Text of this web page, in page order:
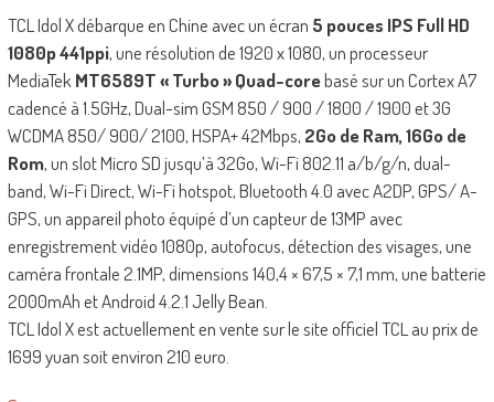
TCL Idol X débarque en Chine avec un écran 5 pouces IPS Full HD
1080p 441ppi, une résolution de 1920 x 1080, un processeur
MediaTekMT6589T « Turbo » Quad-corebasé sur un Cortex A7
cadencé à 1.5GHz, Dual-sim GSM 850 / 900 / 1800 / 1900 et 3G
WCDMA 850/ 900/ 2100, HSPA+ 42Mbps, 2Go de Ram, 16Go de
Rom, un slot Micro SD jusqu’à 32Go, Wi-Fi 802.11 a/b/g/n, dual-
band, Wi-Fi Direct, Wi-Fi hotspot, Bluetooth 4.0 avec A2DP, GPS/ A-
GPS, un appareil photo équipé d’un capteur de 13MP avec
enregistrement vidéo 1080p, autofocus, détection des visages, une
caméra frontale 2.1MP, dimensions 140,4 × 67,5 × 7,1 mm, une batterie
2000mAh et Android 4.2.1 Jelly Bean.
TCL Idol X est actuellement en vente sur le site officiel TCL au prix de
1699 yuan soit environ 210 euro.